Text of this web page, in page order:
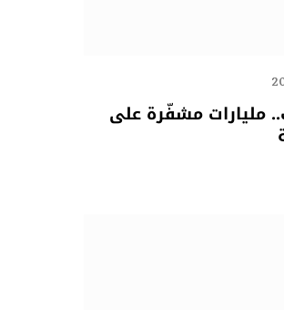
مليارات مشفّرة على